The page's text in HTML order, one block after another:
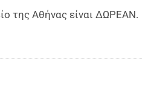
της Αθήνας είναι ΔΩΡΕΑΝ.